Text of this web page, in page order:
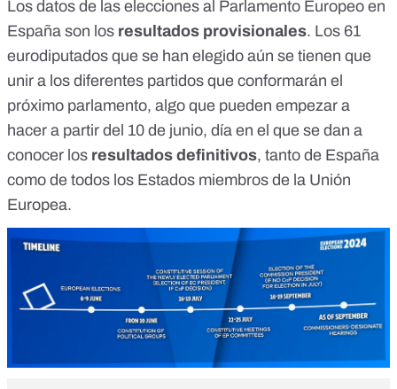
Los datos de las elecciones al Parlamento Europeo en
España son los resultados provisionales. Los 61
eurodiputados que se han elegido aún se tienen que
unir a los diferentes partidos que conformarán el
próximo parlamento, algo que pueden empezar a
hacer a partir del 10 de junio, día en el que se dan a
conocer los resultados definitivos, tanto de España
como de todos los Estados miembros de la Unión
Europea.